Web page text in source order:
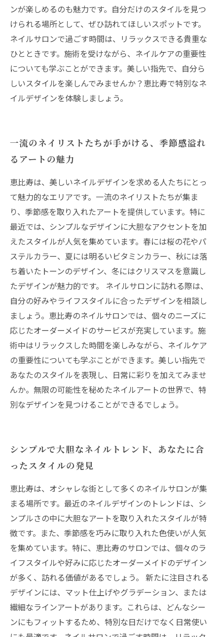
ンが楽しめるのも魅力です。自分だけのスタイルを見つ
けられる場所として、ぜひ訪れてほしいスポットです。
ネイルサロンで過ごす時間は、リラックスできる貴重な
ひとときです。施術を受けながら、ネイルケアの重要性
についても学ぶことができます。美しい指先で、自分ら
しいスタイルを楽しんでみませんか？恵比寿で特別なネ
イルデザインを体験しましょう。
一流のネイリストたちが手がける、季節感溢れ
るアートの魅力
恵比寿は、美しいネイルデザインを求める人たちにとっ
て魅力的なエリアです。一流のネイリストたちが集ま
り、季節感を取り入れたアートを提供しています。特に
最近では、シンプルなデザインに大胆なアクセントを加
えたスタイルが人気を集めています。春には桜の花やパ
ステルカラー、夏には明るいビタミンカラー、秋には落
ち着いたトーンのデザイン、冬にはクリスマスを意識し
たデザインが魅力的です。 ネイルサロンに訪れる際は、
自分の好みやライフスタイルに合ったデザインを相談し
ましょう。恵比寿のネイルサロンでは、個々のニーズに
応じたオーダーメイドのサービスが充実しています。施
術中はリラックスした時間を楽しみながら、ネイルケア
の重要性についても学ぶことができます。美しい指先で
あなたのスタイルを表現し、日常に彩りを加えてみませ
んか。無限の可能性を秘めたネイルアートの世界で、特
別なデザインを見つけることができるでしょう。
シンプルで大胆なネイルトレンド、あなたに合
ったスタイルの発見
恵比寿は、オシャレな街として多くのネイルサロンが集
まる場所です。最近のネイルデザインのトレンドは、シ
ンプルさの中に大胆なアートを取り入れたスタイルが特
徴です。また、季節感を巧みに取り入れた色使いが人気
を集めています。特に、恵比寿のサロンでは、個々のラ
イフスタイルや好みに応じたオーダーメイドのデザイン
が多く、訪れる価値があるでしょう。 新たに注目される
デザインには、マット仕上げやグラデーション、または
繊細なラインアートがあります。これらは、どんなシー
ンにもフィットするため、特別な日だけでなく日常使い